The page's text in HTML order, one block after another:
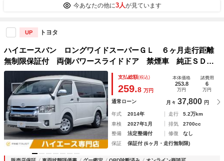
今あなたの他に3人が見ています
UP トヨタ
ハイエースバン ロングワイドスーパーＧＬ ６ヶ月走行距離
無制限保証付 両側パワースライドドア 禁煙車 純正ＳＤナ
ビ バックカメラ Ｂｌｕｅｔｏｏｔｈ フルセグＴＶ ＬＥ
Ｄヘッドライト スマートキー 盗難防止装置 電動格納ミラ
ー オートエアコン
支払総額(税込)
259.8 万円
本体価格
253.8
万円
諸費用
6
万円
通常ローン 月々 37,800 円
年式 2014年 走行
5.2万km
車検
2027年1月 排気
2700cc
整備
法定整備付 修復
なし
保証
保証付 (6ヶ月・走行無制限)